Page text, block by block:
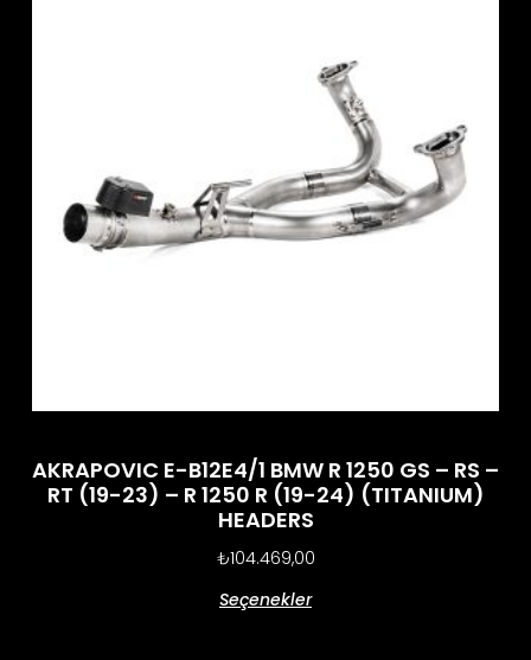
AKRAPOVIC E-B12E4/1 BMW R 1250 GS – RS –
RT (19-23) – R 1250 R (19-24) (TITANIUM)
HEADERS
₺104.469,00
Seçenekler